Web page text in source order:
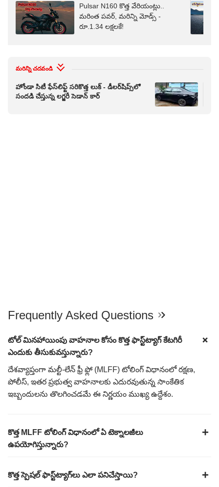
Pulsar N160 కొత్త వేరియంట్లు..
మరింత పవర్‌, మరిన్ని మోడ్స్‌ -
రూ.1.34 లక్షలకే!
మరిన్ని చదవండి
హోండా సిటీ ఫేస్‌లిఫ్ట్ సరికొత్త లుక్ - డీలర్‌షిప్స్‌లో
సందడి చేస్తున్న లగ్జరీ సెడాన్ కార్
Frequently Asked Questions
టోల్ మినహాయింపు వాహనాల కోసం కొత్త ఫాస్ట్‌ట్యాగ్ కేటగిరీ
ఎందుకు తీసుకువస్తున్నారు?
దేశవ్యాప్తంగా మల్టీ-లేన్ ఫ్రీ ఫ్లో (MLFF) టోలింగ్ విధానంలో రక్షణ,
పోలీస్, ఇతర ప్రభుత్వ వాహనాలకు ఎదురవుతున్న సాంకేతిక
ఇబ్బందులను తొలగించడమే ఈ నిర్ణయం ముఖ్య ఉద్దేశం.
కొత్త MLFF టోలింగ్ విధానంలో ఏ టెక్నాలజీలు
ఉపయోగిస్తున్నారు?
కొత్త స్పెషల్ ఫాస్ట్‌ట్యాగ్‌లు ఎలా పనిచేస్తాయి?